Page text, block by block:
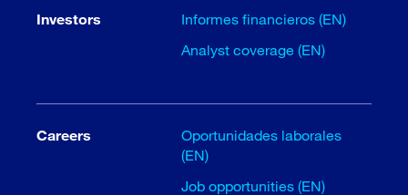
Investors
Informes financieros (EN)
Analyst coverage (EN)
Careers
Oportunidades laborales
(EN)
Job opportunities (EN)